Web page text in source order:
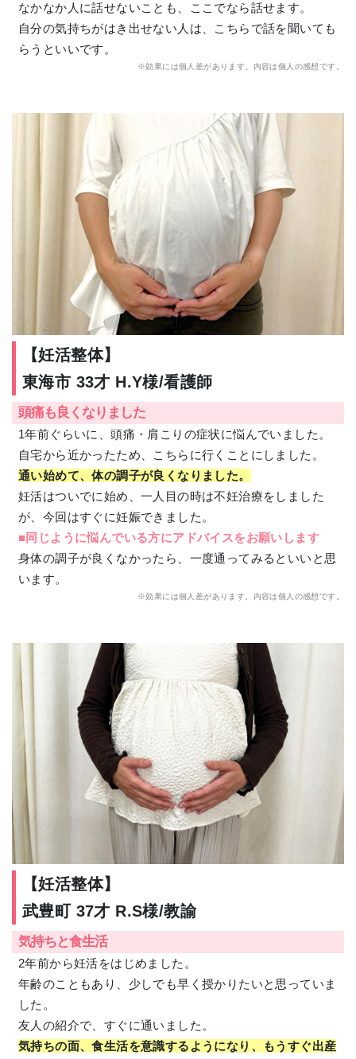
なかなか人に話せないことも、ここでなら話せます。
自分の気持ちがはき出せない人は、こちらで話を聞いても
らうといいです。
※効果には個人差があります。内容は個人の感想です。
【妊活整体】
東海市 33才 H.Y様/看護師
頭痛も良くなりました
1年前ぐらいに、頭痛・肩こりの症状に悩んでいました。
自宅から近かったため、こちらに行くことにしました。
通い始めて、体の調子が良くなりました。
妊活はついでに始め、一人目の時は不妊治療をしました
が、今回はすぐに妊娠できました。
■同じように悩んでいる方にアドバイスをお願いします
身体の調子が良くなかったら、一度通ってみるといいと思
います。
※効果には個人差があります。内容は個人の感想です。
【妊活整体】
武豊町 37才 R.S様/教諭
気持ちと食生活
2年前から妊活をはじめました。
年齢のこともあり、少しでも早く授かりたいと思っていま
した。
友人の紹介で、すぐに通いました。
気持ちの面、食生活を意識するようになり、もうすぐ出産